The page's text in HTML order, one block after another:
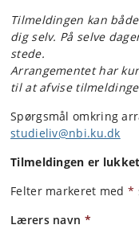
Tilmeldingen kan
dig selv. På selve
stede.
Arrangementet har
til at afvise
Spørgsmål omkring
studieliv@nbi.ku.dk
Tilmeldingen er
Felter markeret med*
Lærers navn *